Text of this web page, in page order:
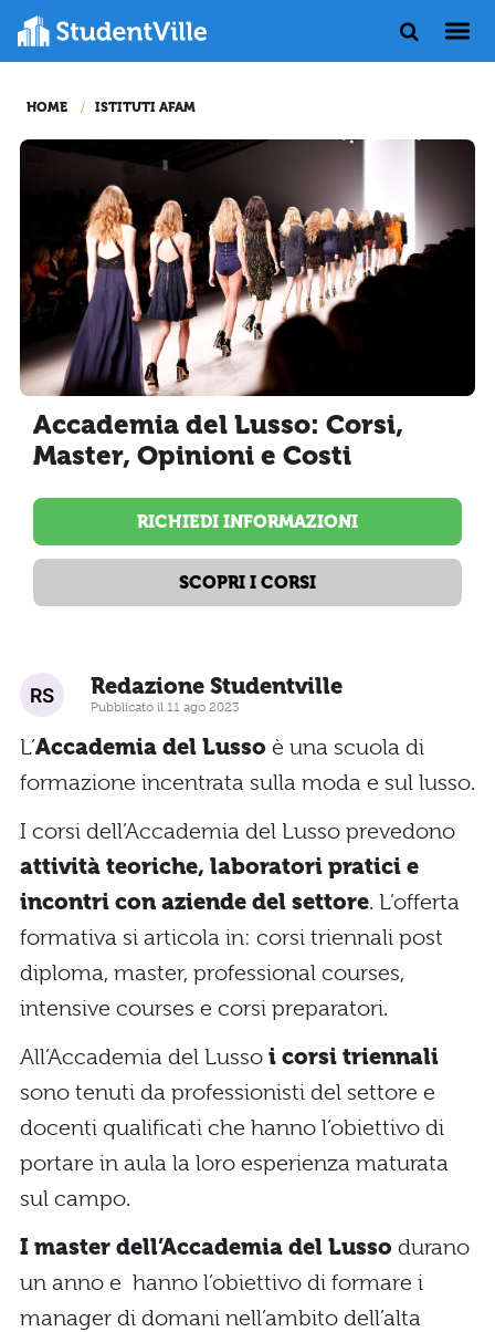
HOME ISTITUTI AFAM
Accademia del Lusso: Corsi,
Master, Opinioni e Costi
RICHIEDI INFORMAZIONI
SCOPRI I CORSI
Redazione Studentville
Pubblicato il 11 ago 2023
L’Accademia del Lusso è una scuola di
formazione incentrata sulla moda e sul lusso.
I corsi dell’Accademia del Lusso prevedono
attività teoriche, laboratori pratici e
incontri con aziende del settore. L’offerta
formativa si articola in: corsi triennali post
diploma, master, professional courses,
intensive courses e corsi preparatori.
All’Accademia del Lusso i corsi triennali
sono tenuti da professionisti del settore e
docenti qualificati che hanno l’obiettivo di
portare in aula la loro esperienza maturata
sul campo.
I master dell’Accademia del Lusso durano
un anno e hanno l’obiettivo di formare i
manager di domani nell’ambito dell’alta